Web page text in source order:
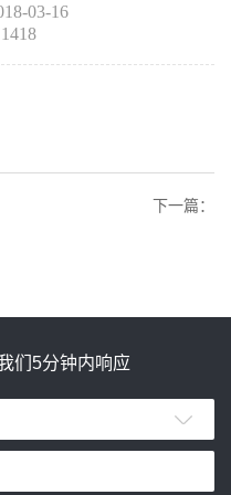
03-16
下一篇 ：
们5分钟内响应